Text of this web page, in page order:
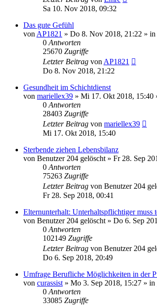
Sa 10. Nov 2018, 09:32
Das gute Gefühl
von AP1821 » Do 8. Nov 2018, 21:22 » in
0 Antworten
25670 Zugriffe
Letzter Beitrag von AP1821
Do 8. Nov 2018, 21:22
Gesundheit im Schichtdienst
von mariellex39 » Mi 17. Okt 2018, 15:40
0 Antworten
28403 Zugriffe
Letzter Beitrag von mariellex39
Mi 17. Okt 2018, 15:40
Sterbende ziehen Lebensbilanz
von Benutzer 204 gelöscht » Fr 28. Sep
0 Antworten
75263 Zugriffe
Letzter Beitrag von Benutzer 204
Fr 28. Sep 2018, 00:41
Elternunterhalt: Unterhaltspflichtiger muss
von Benutzer 204 gelöscht » Do 6. Sep
0 Antworten
102149 Zugriffe
Letzter Beitrag von Benutzer 204
Do 6. Sep 2018, 20:49
Umfrage Berufliche Möglichkeiten in der
von curassist » Mo 3. Sep 2018, 15:27 » in
0 Antworten
33085 Zugriffe